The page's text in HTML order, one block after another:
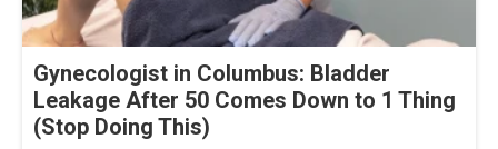
Gynecologist in Columbus: Bladder
Leakage After 50 Comes Down to 1 Thing
(Stop Doing This)